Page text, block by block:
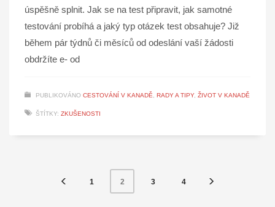
úspěšně splnit. Jak se na test připravit, jak samotné
testování probíhá a jaký typ otázek test obsahuje? Již
během pár týdnů či měsíců od odeslání vaší žádosti
obdržíte e- od
PUBLIKOVÁNO CESTOVÁNÍ V KANADĚ, RADY A TIPY, ŽIVOT V KANADĚ
ŠTÍTKY: ZKUŠENOSTI
1 2 3 4